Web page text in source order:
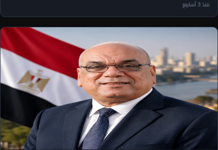
منذ 3 أسابيع